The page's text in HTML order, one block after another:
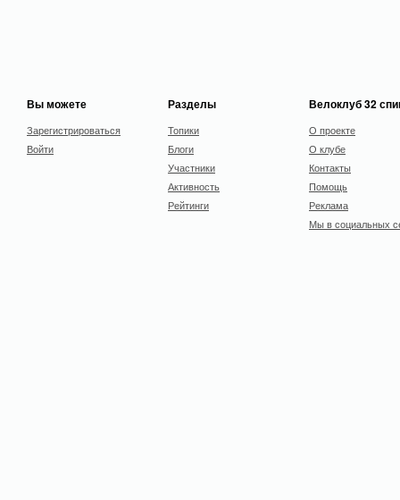
Вы можете
Зарегистрироваться
Войти
Разделы
Топики
Блоги
Участники
Активность
Рейтинги
Велоклуб 32
О проекте
О клубе
Контакты
Помощь
Реклама
Мы в социальных